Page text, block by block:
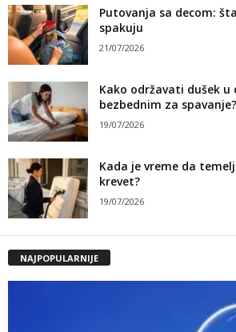
Putovanja sa decom:
spakuju
21/07/2026
Kako održavati dušek
bezbednim za spavanje?
19/07/2026
Kada je vreme da
krevet?
19/07/2026
NAJPOPULARNIJE